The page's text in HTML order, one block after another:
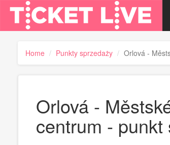
Home Punkty sprzedaży Orlová -
Orlová -
centrum - punkt